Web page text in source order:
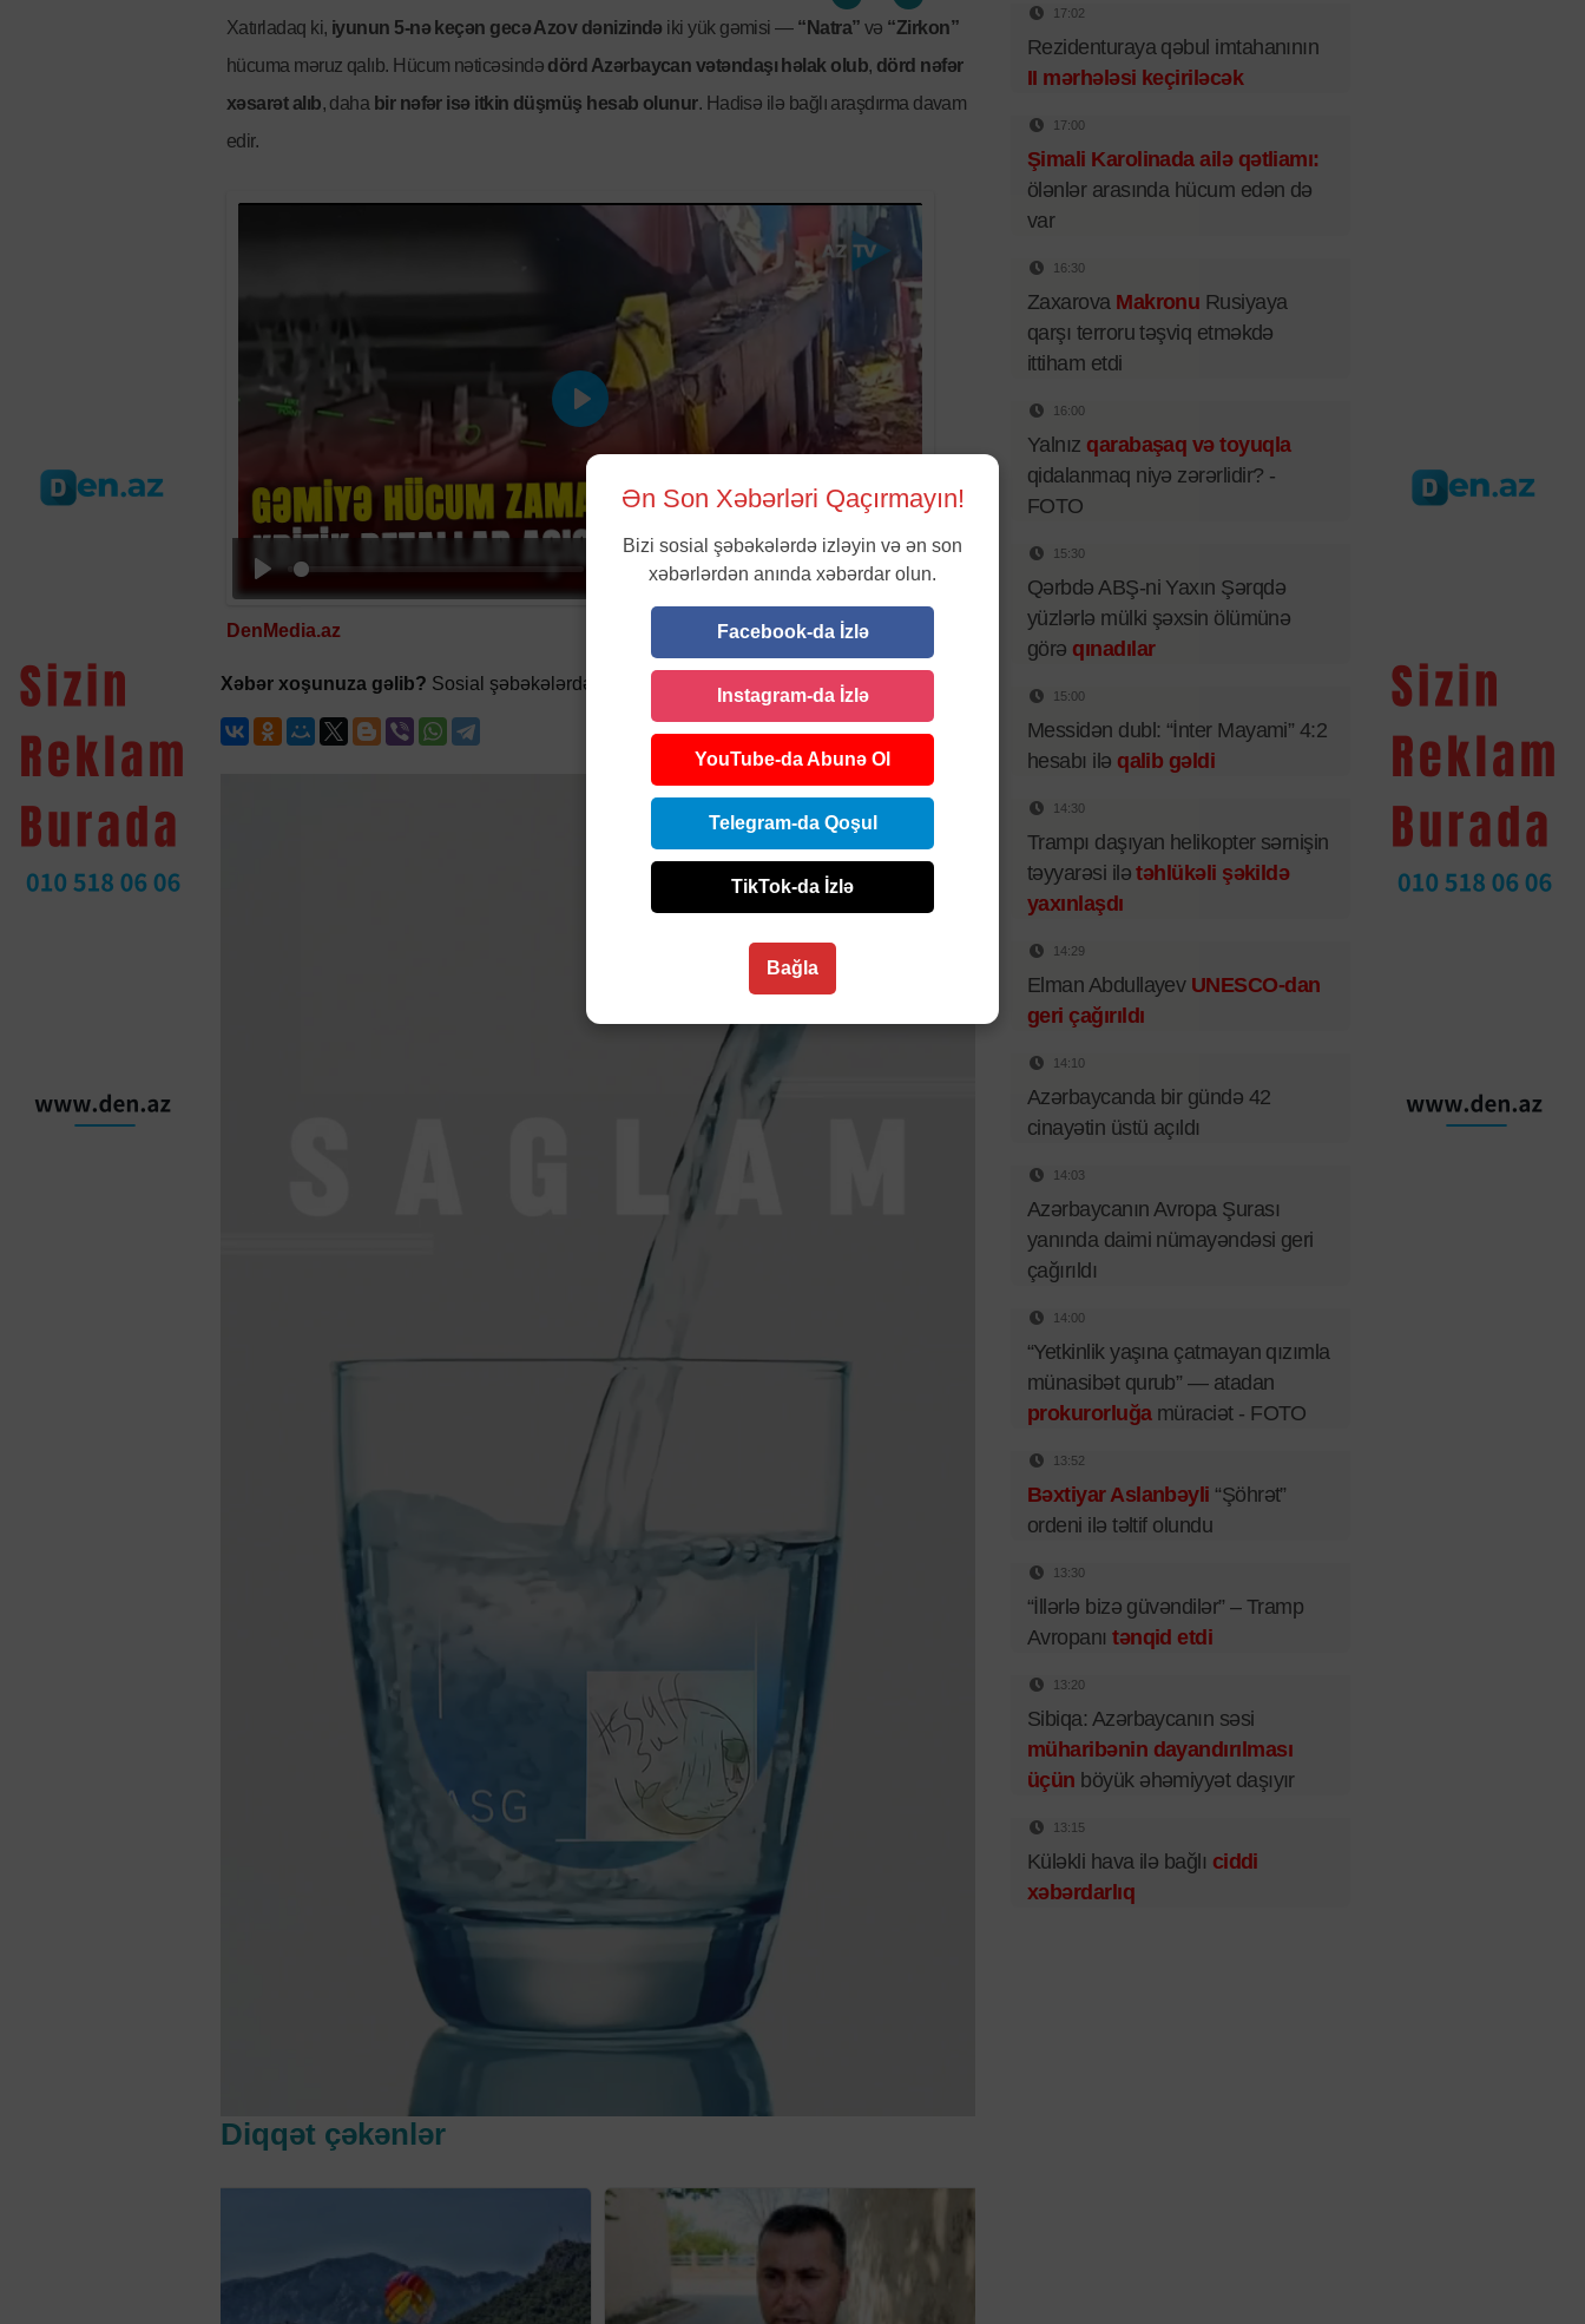
Xatırladaq ki, iyunun 5-nə keçən gecə Azov dənizində iki yük gəmisi — “Natra” və “Zirkon”
hücuma məruz qalıb. Hücum nəticəsində dörd Azərbaycan vətəndaşı həlak olub, dörd nəfər
xəsarət alıb, daha bir nəfər isə itkin düşmüş hesab olunur. Hadisə ilə bağlı araşdırma davam
edir.
Oyna
DenMedia.az
Xəbər xoşunuza gəlib? Sosial şəbəkələrdə paylaşın
Diqqət çəkənlər
17:02
Rezidenturaya qəbul imtahanının
II mərhələsi keçiriləcək
17:00
Şimali Karolinada ailə qətliamı:
ölənlər arasında hücum edən də
var
16:30
Zaxarova Makronu Rusiyaya
qarşı terroru təşviq etməkdə
ittiham etdi
16:00
Yalnız qarabaşaq və toyuqla
qidalanmaq niyə zərərlidir? -
FOTO
15:30
Qərbdə ABŞ-ni Yaxın Şərqdə
yüzlərlə mülki şəxsin ölümünə
görə qınadılar
15:00
Messidən dubl: “İnter Mayami” 4:2
hesabı ilə qalib gəldi
14:30
Trampı daşıyan helikopter sərnişin
təyyarəsi ilətəhlükəli şəkildə
yaxınlaşdı
14:29
Elman Abdullayev UNESCO-dan
geri çağırıldı
14:10
Azərbaycanda bir gündə 42
cinayətin üstü açıldı
14:03
Azərbaycanın Avropa Şurası
yanında daimi nümayəndəsi geri
çağırıldı
14:00
“Yetkinlik yaşına çatmayan qızımla
münasibət qurub” — atadan
prokurorluğamüraciət - FOTO
13:52
Bəxtiyar Aslanbəyli “Şöhrət”
ordeni ilə təltif olundu
13:30
“İllərlə bizə güvəndilər” – Tramp
Avropanıtənqid etdi
13:20
Sibiqa: Azərbaycanın səsi
müharibənin dayandırılması
üçün böyük əhəmiyyət daşıyır
13:15
Küləkli hava ilə bağlı ciddi
xəbərdarlıq
Ən Son Xəbərləri Qaçırmayın!
Bizi sosial şəbəkələrdə izləyin və ən son
xəbərlərdən anında xəbərdar olun.
Facebook-da İzlə
Instagram-da İzlə
YouTube-da Abunə Ol
Telegram-da Qoşul
TikTok-da İzlə
Bağla